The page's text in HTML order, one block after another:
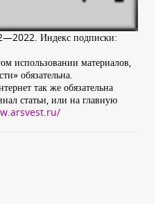
Индекс подписки:
использовании материалов,
обязательна.
так же обязательна
статьи, или на главную